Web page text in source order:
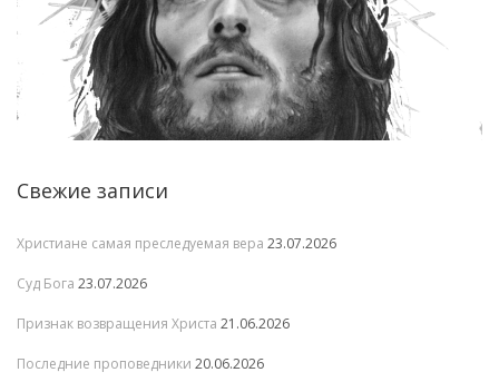
Свежие записи
Христиане самая преследуемая вера 23.07.2026
Суд Бога 23.07.2026
Признак возвращения Христа 21.06.2026
Последние проповедники 20.06.2026